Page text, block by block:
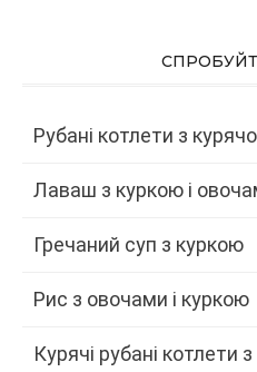
Рубані котлети з
Лаваш з куркою і
Гречаний суп з куркою
Рис з овочами і куркою
Курячі рубані котлети